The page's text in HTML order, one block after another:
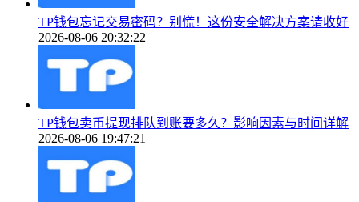
TP钱包忘记交易密码？别慌！这份安全解决方案请收好
2026-08-06 20:32:22
TP钱包卖币提现排队到账要多久？影响因素与时间详解
2026-08-06 19:47:21